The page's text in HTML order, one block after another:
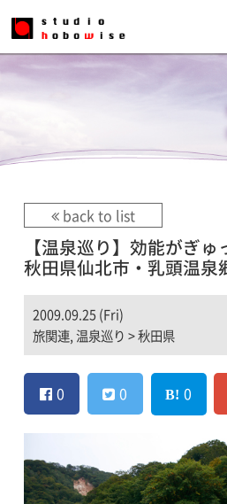
back to list
【温泉巡り】効能がぎゅ
秋田県仙北市・乳頭温泉
2009.09.25 (Fri)
旅関連,温泉巡り >秋田県
0 0 0